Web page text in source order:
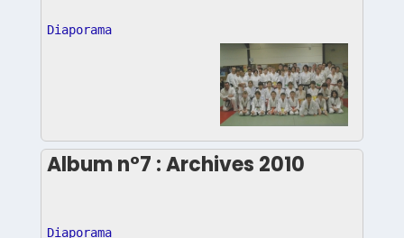
Diaporama
Album n°7 : Archives 2010
Diaporama